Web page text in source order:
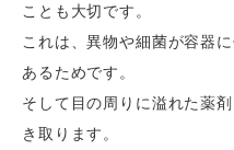
ことも大切です。
これは、異物や細菌が容器
あるためです。
そして目の周りに溢れた薬
き取ります。